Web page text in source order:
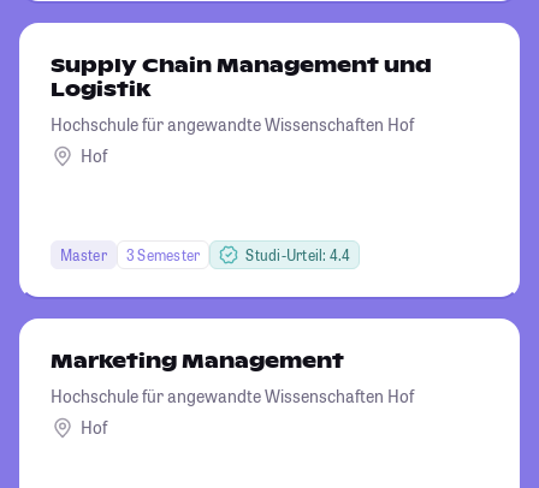
Supply Chain Management und
Logistik
Hochschule für angewandte Wissenschaften Hof
Hof
Master 3 Semester Studi-Urteil: 4.4
Marketing Management
Hochschule für angewandte Wissenschaften Hof
Hof